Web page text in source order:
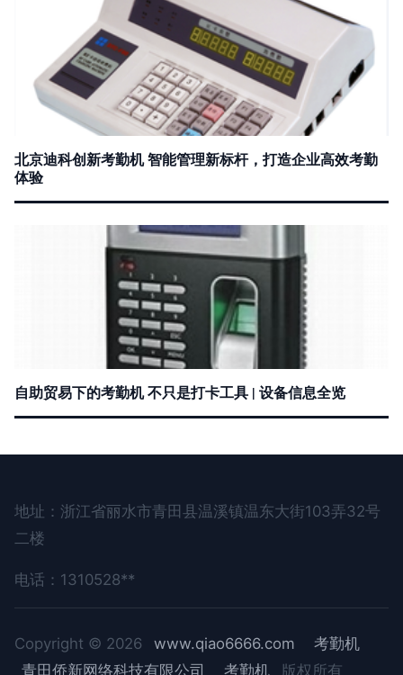
北京迪科创新考勤机 智能管理新标杆，打造企业高效考勤
体验
自助贸易下的考勤机 不只是打卡工具 | 设备信息全览
地址：浙江省丽水市青田县温溪镇温东大街103弄32号
二楼
电话：1310528**
Copyright © 2026 www.qiao6666.com
考勤机
青田侨新网络科技有限公司
考勤机 版权所有